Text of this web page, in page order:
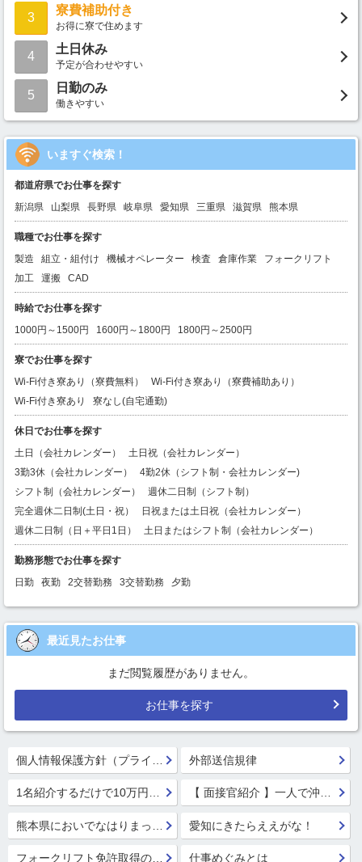
3
寮費補助付き
お得に寮で住めます
4
土日休み
予定が合わせやすい
5
日勤のみ
働きやすい
いますぐ検索！
都道府県でお仕事を探す
新潟県
山梨県 長野県 岐阜県 愛知県 三重県 滋賀県 熊本県
職種でお仕事を探す
製造
組立・組付け 機械オペレーター 検査 倉庫作業
フォークリフト
加工
運搬 CAD
時給でお仕事を探す
1000円～1500円
1600円～1800円 1800円～2500円
寮でお仕事を探す
Wi-Fi付き寮あり（寮費無料）
Wi-Fi付き寮あり（寮費補助あり）
Wi-Fi付き寮あり
寮なし(自宅通勤)
休日でお仕事を探す
土日（会社カレンダー）
土日祝（会社カレンダー）
3勤3休（会社カレンダー）
4勤2休（シフト制・会社カレンダー)
シフト制（会社カレンダー）
週休二日制（シフト制）
完全週休二日制(土日・祝）
日祝または土日祝（会社カレンダー）
週休二日制（日＋平日1日）
土日またはシフト制（会社カレンダー）
勤務形態でお仕事を探す
日勤
夜勤 2交替勤務 3交替勤務 夕勤
最近見たお仕事
まだ閲覧履歴がありません。
お仕事を探す
外部送信規律
1名紹介するだけで10万円GET!!★ 【 面接官紹介 】一人で沖縄行っちゃう系面接官 鈴木 楓
愛知にきたらええがな！
仕事めぐみとは